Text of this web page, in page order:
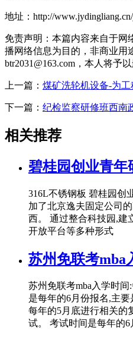
地址：http://
免责声明：本篇内容来自于网
播网络信息为目的，非商业用
btr2031@163.com，本人将予以
上一篇： 煤矿洗轮机设备-为
下一篇： 纪检监察研修班西南
相关推荐
碧桂园创业青年
316L不锈钢板 碧桂园创
加了北京逸夫固定公司
西。 通过整合科技园,建
开放平台等多种形式
苏州免联考mba
苏州免联考mba入学时
是每年的6月份报名,主
每年的5月底进行相关的
试。 考试时间是每年的6